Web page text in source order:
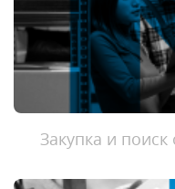
Закупка и